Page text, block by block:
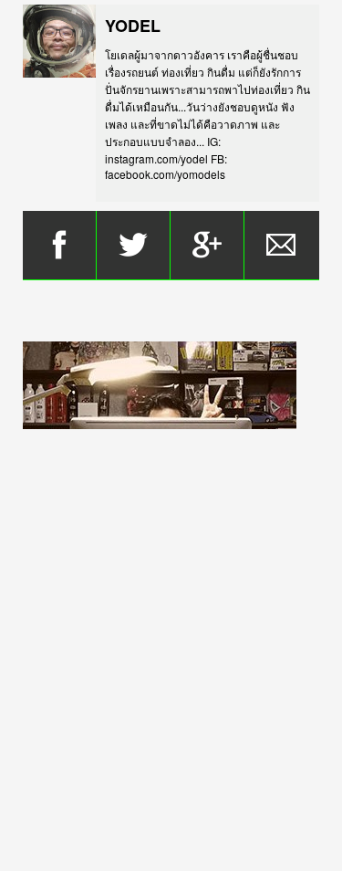
YODEL
โยเดลผู้มาจากดาวอังคาร เราคือผู้ชื่นชอบ
เรื่องรถยนต์ ท่องเที่ยว กินดื่ม แต่ก็ยังรักการ
ปั่นจักรยานเพราะสามารถพาไปท่องเที่ยว กิน
ดื่มได้เหมือนกัน...วันว่างยังชอบดูหนัง ฟัง
เพลง และที่ขาดไม่ได้คือวาดภาพ และ
ประกอบแบบจำลอง... IG:
instagram.com/yodel FB:
facebook.com/yomodels